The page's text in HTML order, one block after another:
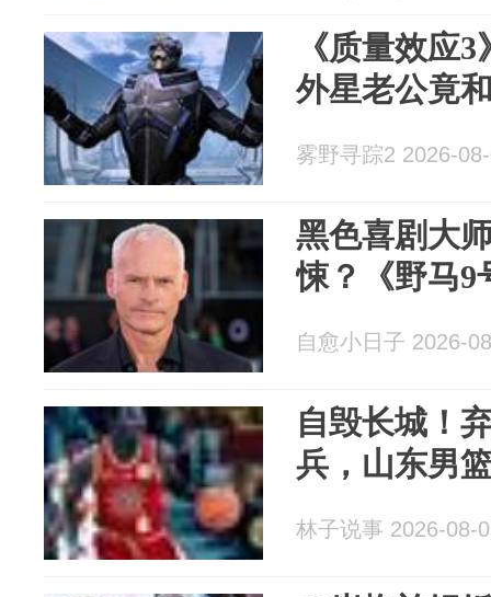
《质量效应
外星老公竟
雾野寻踪2 2026-
黑色喜剧大
悚？《野马9
自愈小日子 2026-
自毁长城！
兵，山东男
林子说事 2026-08-